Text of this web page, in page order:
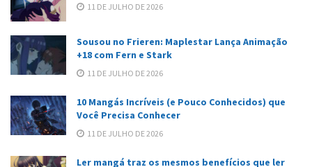
11 DE JULHO DE 2026
Sousou no Frieren: Maplestar Lança Animação
+18 com Fern e Stark
11 DE JULHO DE 2026
10 Mangás Incríveis (e Pouco Conhecidos) que
Você Precisa Conhecer
11 DE JULHO DE 2026
Ler mangá traz os mesmos benefícios que ler